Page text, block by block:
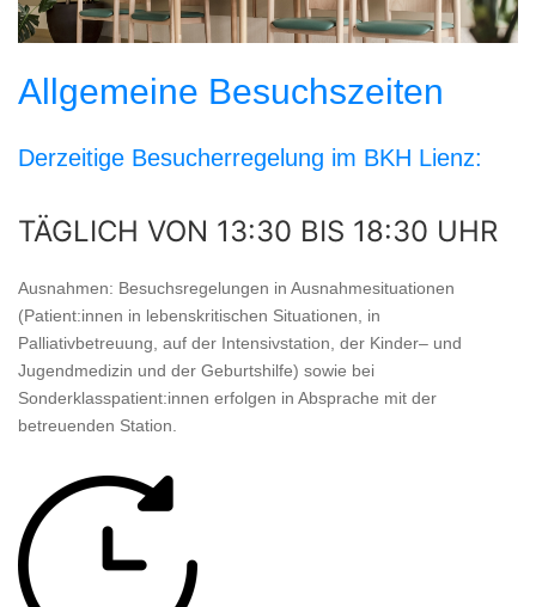
Allgemeine Besuchszeiten
Derzeitige Besucherregelung im BKH Lienz:
TÄGLICH VON 13:30 BIS 18:30 UHR
Ausnahmen: Besuchsregelungen in Ausnahmesituationen
(Patient:innen in lebenskritischen Situationen, in
Palliativbetreuung, auf der Intensivstation, der Kinder– und
Jugendmedizin und der Geburtshilfe) sowie bei
Sonderklasspatient:innen erfolgen in Absprache mit der
betreuenden Station.